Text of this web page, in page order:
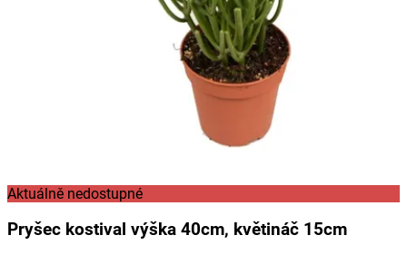
Aktuálně nedostupné
Pryšec kostival výška 40cm, květináč 15cm